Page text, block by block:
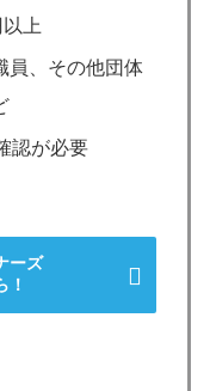
上
員、その他団体
認が必要
ーズ
！